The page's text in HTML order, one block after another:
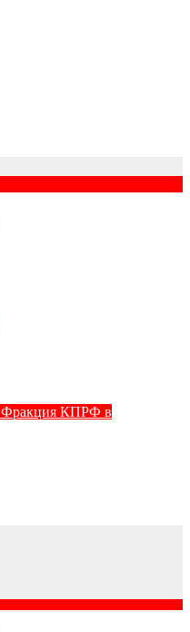
Фракция КПРФ в